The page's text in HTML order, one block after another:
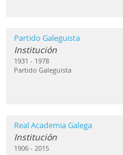
Partido Galeguista
Institución
1931 - 1978
Partido Galeguista
Real Academia Galega
Institución
1906 - 2015